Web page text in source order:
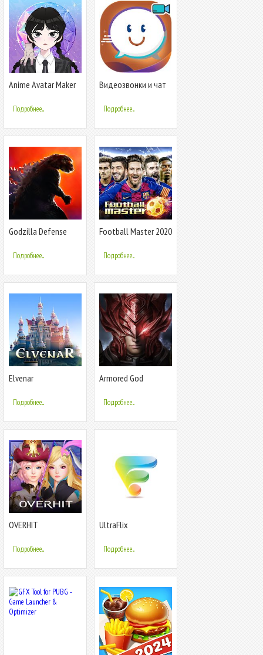
Anime Avatar Maker
Подробнее...
Видеозвонки и чат
Подробнее...
Godzilla Defense
Подробнее...
Football Master 2020
Подробнее...
Elvenar
Подробнее...
Armored God
Подробнее...
OVERHIT
Подробнее...
UltraFlix
Подробнее...